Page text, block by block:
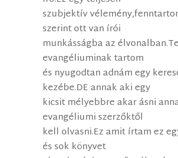
szubjektív
szerint ott van írói
munkásságba az
evangéliuminak tartom
és nyugodtan adnám egy
kezébe.DE annak aki egy
kicsit mélyebbre akar ásni
evangéliumi szerzőktől
kell olvasni.Ez amit írtam ez
és sok könyvet